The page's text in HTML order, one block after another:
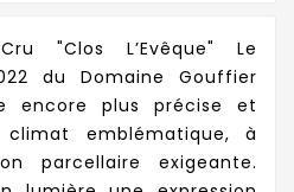
"Clos L’Evêque" Le
du Domaine Gouffier
encore plus précise et
emblématique, à
parcellaire exigeante.